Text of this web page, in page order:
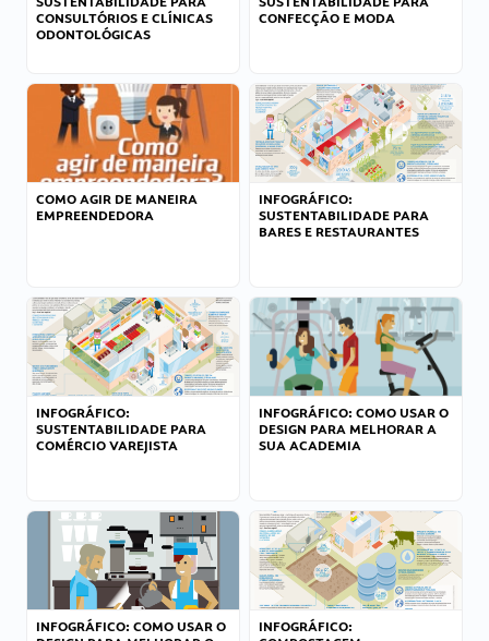
CONSULTÓRIOS E CLÍNICAS
ODONTOLÓGICAS
CONFECÇÃO E MODA
COMO AGIR DE MANEIRA
EMPREENDEDORA
INFOGRÁFICO:
SUSTENTABILIDADE PARA
BARES E RESTAURANTES
INFOGRÁFICO:
SUSTENTABILIDADE PARA
COMÉRCIO VAREJISTA
INFOGRÁFICO: COMO USAR O
DESIGN PARA MELHORAR A
SUA ACADEMIA
INFOGRÁFICO: COMO USAR O
INFOGRÁFICO: